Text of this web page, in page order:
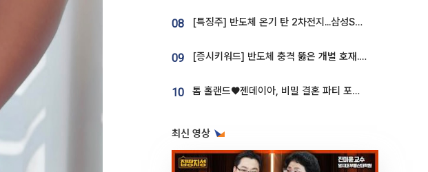
08 [특징주] 반도체 온기 탄 2차전지...삼성SDI, 장 초반 7% 넘게 껑충
09 [증시키워드] 반도체 충격 뚫은 개별 호재...포스코퓨처엠·에코프로·한화솔루션 '눈길'
10 톰 홀랜드♥젠데이아, 비밀 결혼 파티 포착⋯호텔 대관비만 9억
최신 영상